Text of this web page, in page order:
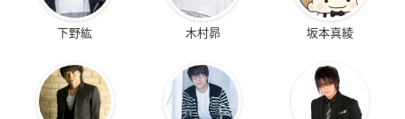
下野紘 木村昴 坂本真綾